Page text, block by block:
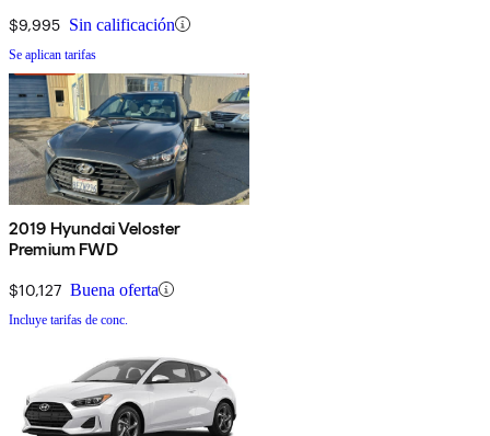
$9,995 Sin calificación
Se aplican tarifas
2019 Hyundai Veloster
Premium FWD
$10,127 Buena oferta
Incluye tarifas de conc.